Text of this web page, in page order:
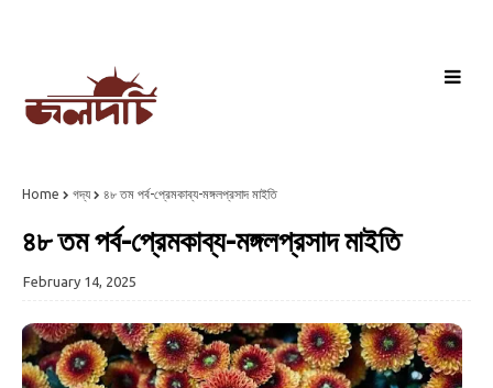
Home গদ্য ৪৮ তম পর্ব-প্রেমকাব্য-মঙ্গলপ্রসাদ মাইতি
৪৮ তম পর্ব-প্রেমকাব্য-মঙ্গলপ্রসাদ মাইতি
February 14, 2025